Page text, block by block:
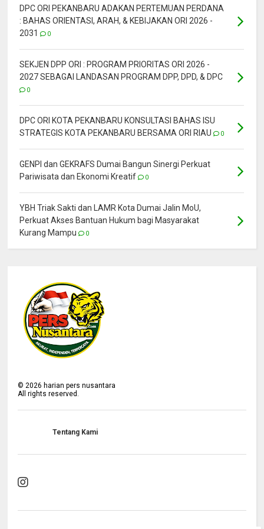
DPC ORI PEKANBARU ADAKAN PERTEMUAN PERDANA
: BAHAS ORIENTASI, ARAH, & KEBIJAKAN ORI 2026 -
2031
0
SEKJEN DPP ORI : PROGRAM PRIORITAS ORI 2026 -
2027 SEBAGAI LANDASAN PROGRAM DPP, DPD, & DPC
0
DPC ORI KOTA PEKANBARU KONSULTASI BAHAS ISU
STRATEGIS KOTA PEKANBARU BERSAMA ORI RIAU
0
GENPI dan GEKRAFS Dumai Bangun Sinergi Perkuat
Pariwisata dan Ekonomi Kreatif
0
YBH Triak Sakti dan LAMR Kota Dumai Jalin MoU,
Perkuat Akses Bantuan Hukum bagi Masyarakat
Kurang Mampu
0
©2026 harian pers nusantara
All rights reserved.
Tentang Kami